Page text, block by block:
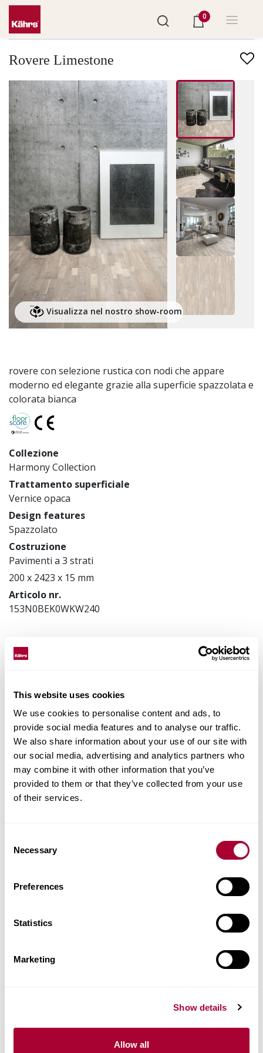
This website uses cookies
We use cookies to personalise content and ads, to
provide social media features and to analyse our traffic.
We also share information about your use of our site with
our social media, advertising and analytics partners who
may combine it with other information that you’ve
provided to them or that they’ve collected from your use
of their services.
Selection
Necessary
Preferences
Statistics
Marketing
Show details
Allow all
0
Trova un altro pavimento
Rovere Limestone
Visualizza nel nostro show-room
rovere con selezione rustica con nodi che appare
moderno ed elegante grazie alla superficie spazzolata e
colorata bianca
Collezione
Harmony Collection
Trattamento superficiale
Vernice opaca
Design features
Spazzolato
Costruzione
Pavimenti a 3 strati
200 x 2423 x 15 mm
Articolo nr.
153N0BEK0WKW240
Abbina gli accessori
Dati prodotto
Installazione e manutenzione
Images
Prodotti Simili